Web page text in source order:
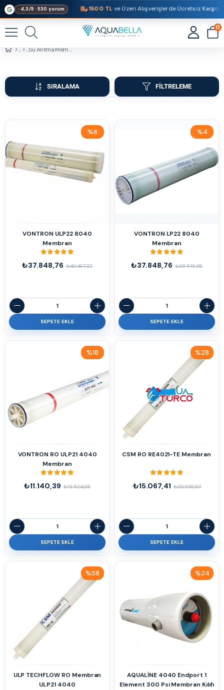
· 4,3/5 · 530 yorum 1500 TL ve Üzeri Alışverişlerde Ücretsiz Kargo
0
Su Arıtma Membranlar ve Membran Kapları
FILTRELEME
SIRALAMA
VONTRON ULP22 8040
Membran
₺37.848,76 ₺40.467,22
%6
%6İndirim
SEPETE EKLE
VONTRON LP22 8040
Membran
₺37.848,76 ₺39.515,06
%4
İndirim
%4İndirim
SEPETE EKLE
VONTRON RO ULP21 4040
Membran
₺11.140,39 ₺13.524,05
%18
%18İndirim
SEPETE EKLE
CSM RO RE4021-TE Membran
₺15.067,41 ₺20.926,60
%28
İndirim
%28İndirim
SEPETE EKLE
ULP TECHFLOW RO Membran
ULP21 4040
%58
İndirim
%58İndirim
AQUALİNE 4040 Endport 1
Element 300 Psi Membran Kılıfı
%24
%24İndirim